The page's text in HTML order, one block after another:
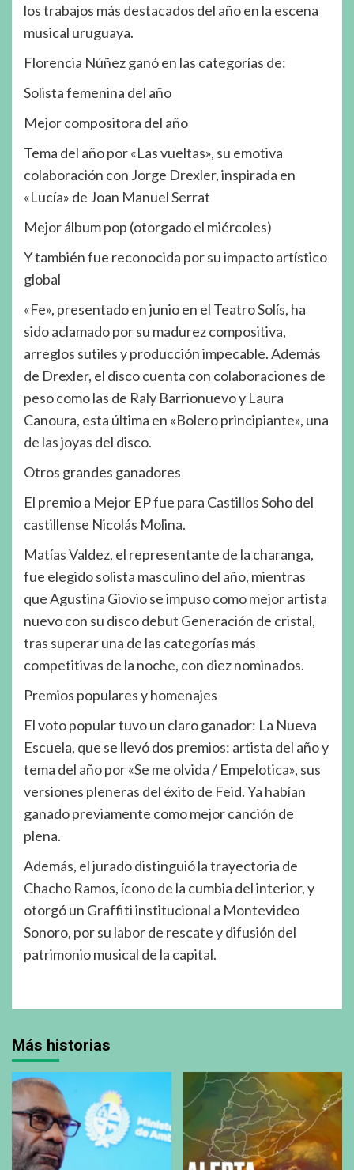
los trabajos más destacados del año en la escena
musical uruguaya.
Florencia Núñez ganó en las categorías de:
Solista femenina del año
Mejor compositora del año
Tema del año por «Las vueltas», su emotiva
colaboración con Jorge Drexler, inspirada en
«Lucía» de Joan Manuel Serrat
Mejor álbum pop (otorgado el miércoles)
Y también fue reconocida por su impacto artístico
global
«Fe», presentado en junio en el Teatro Solís, ha
sido aclamado por su madurez compositiva,
arreglos sutiles y producción impecable. Además
de Drexler, el disco cuenta con colaboraciones de
peso como las de Raly Barrionuevo y Laura
Canoura, esta última en «Bolero principiante», una
de las joyas del disco.
Otros grandes ganadores
El premio a Mejor EP fue para Castillos Soho del
castillense Nicolás Molina.
Matías Valdez, el representante de la charanga,
fue elegido solista masculino del año, mientras
que Agustina Giovio se impuso como mejor artista
nuevo con su disco debut Generación de cristal,
tras superar una de las categorías más
competitivas de la noche, con diez nominados.
Premios populares y homenajes
El voto popular tuvo un claro ganador: La Nueva
Escuela, que se llevó dos premios: artista del año y
tema del año por «Se me olvida / Empelotica», sus
versiones pleneras del éxito de Feid. Ya habían
ganado previamente como mejor canción de
plena.
Además, el jurado distinguió la trayectoria de
Chacho Ramos, ícono de la cumbia del interior, y
otorgó un Graffiti institucional a Montevideo
Sonoro, por su labor de rescate y difusión del
patrimonio musical de la capital.
Más historias